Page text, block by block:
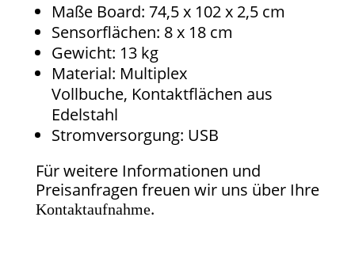
Maße Board: 74,5 x 102 x 2,5 cm
Sensorflächen: 8 x 18 cm
Gewicht: 13 kg
Material: Multiplex
Vollbuche, Kontaktflächen aus
Edelstahl
Stromversorgung: USB
Für weitere Informationen und
Preisanfragen freuen wir uns über Ihre
Kontaktaufnahme.